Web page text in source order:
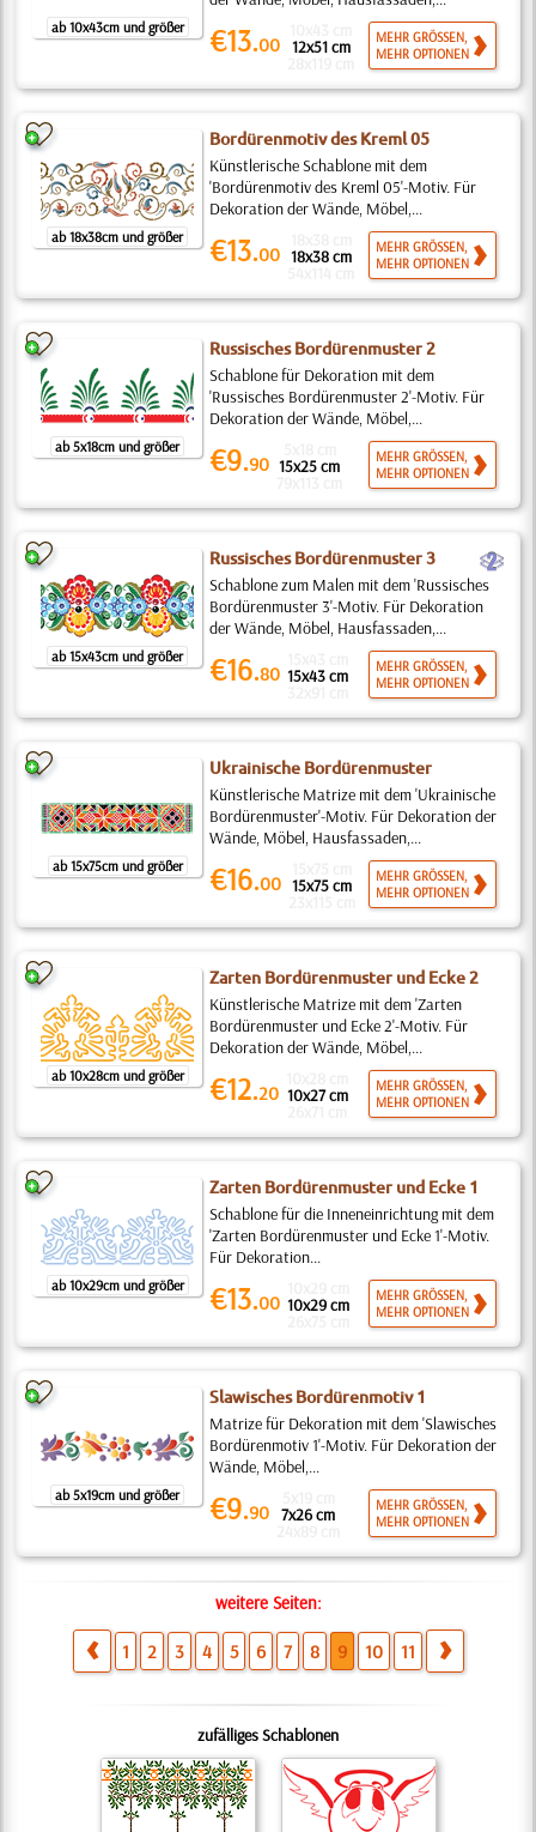
ab 10x43cm und größer €13.00 12x51 cm
MEHR GRÖSSEN,
MEHR OPTIONEN
ab 18x38cm und größer
Bordürenmotiv des Kreml 05
Künstlerische Schablone mit dem
'Bordürenmotiv des Kreml 05'-Motiv. Für
Dekoration der Wände, Möbel,...
€13.00 18x38 cm
MEHR GRÖSSEN,
MEHR OPTIONEN
ab 5x18cm und größer
Russisches Bordürenmuster 2
Schablone für Dekoration mit dem
'Russisches Bordürenmuster 2'-Motiv. Für
Dekoration der Wände, Möbel,...
€9.90 15x25 cm
MEHR GRÖSSEN,
MEHR OPTIONEN
ab 15x43cm und größer
Russisches Bordürenmuster 3 b
Schablone zum Malen mit dem 'Russisches
Bordürenmuster 3'-Motiv. Für Dekoration
der Wände, Möbel, Hausfassaden,...
€16.80 15x43 cm
MEHR GRÖSSEN,
MEHR OPTIONEN
ab 15x75cm und größer
Ukrainische Bordürenmuster
Künstlerische Matrize mit dem 'Ukrainische
Bordürenmuster'-Motiv. Für Dekoration der
Wände, Möbel, Hausfassaden,...
€16.00 15x75 cm
MEHR GRÖSSEN,
MEHR OPTIONEN
ab 10x28cm und größer
Zarten Bordürenmuster und Ecke 2
Künstlerische Matrize mit dem 'Zarten
Bordürenmuster und Ecke 2'-Motiv. Für
Dekoration der Wände, Möbel,...
€12.20 10x27 cm
MEHR GRÖSSEN,
MEHR OPTIONEN
ab 10x29cm und größer
Zarten Bordürenmuster und Ecke 1
Schablone für die Inneneinrichtung mit dem
'Zarten Bordürenmuster und Ecke 1'-Motiv.
Für Dekoration...
€13.00 10x29 cm
MEHR GRÖSSEN,
MEHR OPTIONEN
ab 5x19cm und größer
Slawisches Bordürenmotiv 1
Matrize für Dekoration mit dem 'Slawisches
Bordürenmotiv 1'-Motiv. Für Dekoration der
Wände, Möbel,...
€9.90 7x26 cm
MEHR GRÖSSEN,
MEHR OPTIONEN
weitere Seiten:
1 2 3 4 5 6 7 8 9 10 11
zufälliges Schablonen